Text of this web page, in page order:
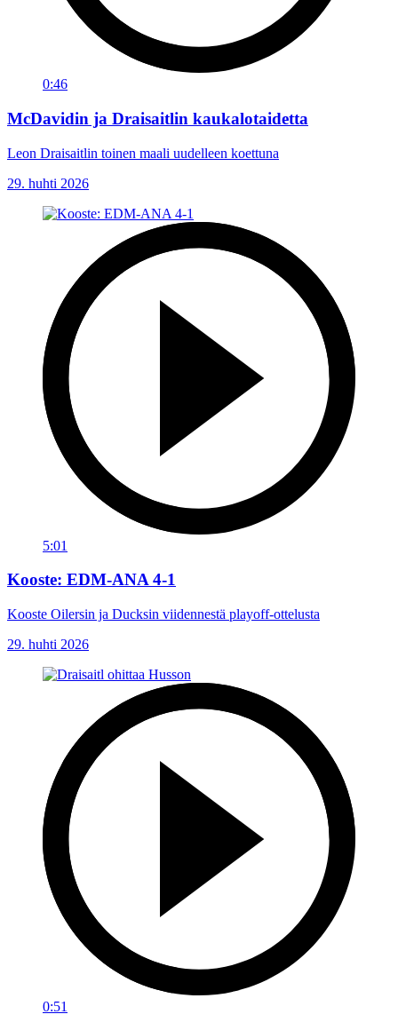
0:46
McDavidin ja Draisaitlin kaukalotaidetta
Leon Draisaitlin toinen maali uudelleen koettuna
29. huhti 2026
5:01
Kooste: EDM-ANA 4-1
Kooste Oilersin ja Ducksin viidennestä playoff-ottelusta
29. huhti 2026
0:51